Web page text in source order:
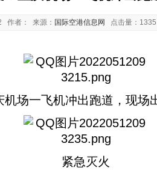
作者： 来源： 国际空港信息网 点击量：
一飞机冲出跑道，现场
紧急灭火